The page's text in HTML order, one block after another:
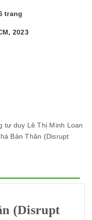
trang
2023
tư duy Lê Thị Minh Loan
Bản Thân (Disrupt
(Disrupt